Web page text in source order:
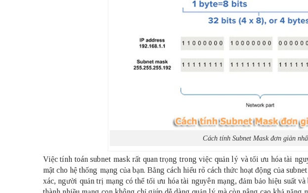
Cách tính Subnet Mask đơn giản
Việc tính toán subnet mask rất quan trọng trong việc quản lý và tối ưu hóa tài
mật cho hệ thống mạng của bạn. Bằng cách hiểu rõ cách thức hoạt động của
xác, người quản trị mạng có thể tối ưu hóa tài nguyên mạng, đảm bảo hiệu suất